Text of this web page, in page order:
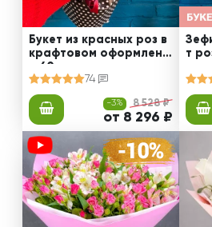
Букет из красных роз в
крафтовом оформлени
и 60 см
74
-3% 8 528 ₽
от 8 296 ₽
т